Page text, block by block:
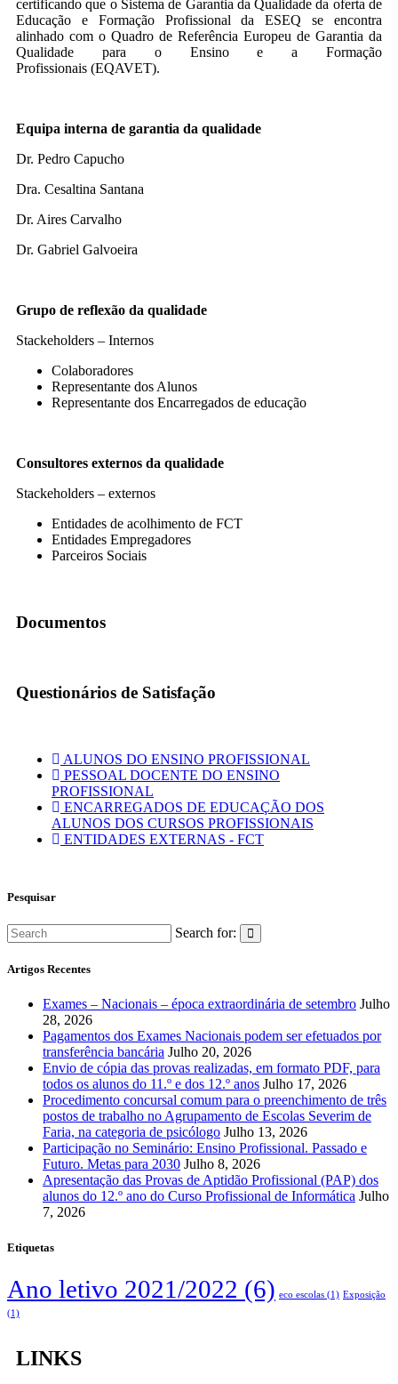
certificando que o Sistema de Garantia da Qualidade da oferta de
Educação e Formação Profissional da ESEQ se encontra
alinhado com o Quadro de Referência Europeu de Garantia da
Qualidade para o Ensino e a Formação
Profissionais (EQAVET).
Equipa interna de garantia da qualidade
Dr. Pedro Capucho
Dra. Cesaltina Santana
Dr. Aires Carvalho
Dr. Gabriel Galvoeira
Grupo de reflexão da qualidade
Stackeholders – Internos
Colaboradores
Representante dos Alunos
Representante dos Encarregados de educação
Consultores externos da qualidade
Stackeholders – externos
Entidades de acolhimento de FCT
Entidades Empregadores
Parceiros Sociais
Documentos
Questionários de Satisfação
ALUNOS DO ENSINO PROFISSIONAL
PESSOAL DOCENTE DO ENSINO
PROFISSIONAL
ENCARREGADOS DE EDUCAÇÃO DOS
ALUNOS DOS CURSOS PROFISSIONAIS
ENTIDADES EXTERNAS - FCT
Pesquisar
Search for:
Artigos Recentes
Exames – Nacionais – época extraordinária de setembro Julho
28, 2026
Pagamentos dos Exames Nacionais podem ser efetuados por
transferência bancária Julho 20, 2026
Envio de cópia das provas realizadas, em formato PDF, para
todos os alunos do 11.º e dos 12.º anos Julho 17, 2026
Procedimento concursal comum para o preenchimento de três
postos de trabalho no Agrupamento de Escolas Severim de
Faria, na categoria de psicólogo Julho 13, 2026
Participação no Seminário: Ensino Profissional. Passado e
Futuro. Metas para 2030 Julho 8, 2026
Apresentação das Provas de Aptidão Profissional (PAP) dos
alunos do 12.º ano do Curso Profissional de Informática Julho
7, 2026
Etiquetas
Ano letivo 2021/2022 (6) eco escolas (1) Exposição
(1)
LINKS